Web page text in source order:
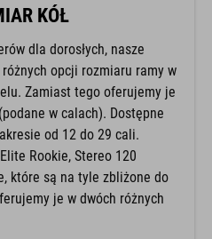
KÓŁ
dla dorosłych, nasze
opcji rozmiaru ramy w
Zamiast tego oferujemy je
w calach). Dostępne
od 12 do 29 cali.
Rookie, Stereo 120
które są na tyle zbliżone do
je w dwóch różnych